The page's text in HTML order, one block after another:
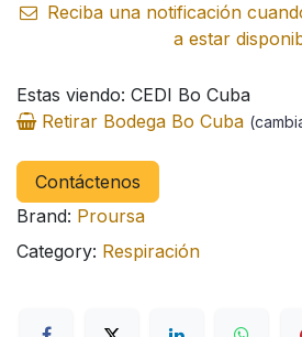
Reciba una notificación
a estar
Estas viendo: CEDI Bo Cuba
Retirar Bodega Bo Cuba
Contáctenos
Brand: Proursa
Category: Respiración